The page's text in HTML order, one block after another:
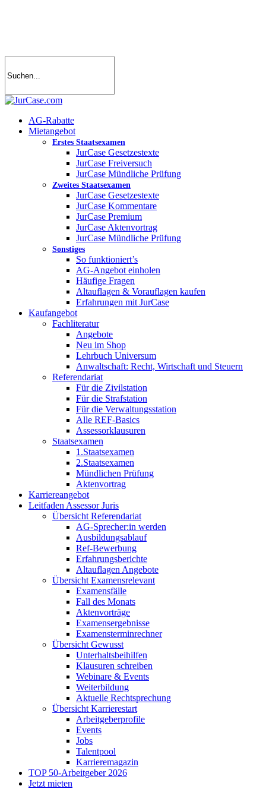
search
account
Menu
AG-Rabatte
Mietangebot
Erstes Staatsexamen
JurCase Gesetzestexte
JurCase Freiversuch
JurCase Mündliche Prüfung
Zweites Staatsexamen
JurCase Gesetzestexte
JurCase Kommentare
JurCase Premium
JurCase Aktenvortrag
JurCase Mündliche Prüfung
Sonstiges
So funktioniert’s
AG-Angebot einholen
Häufige Fragen
Altauflagen & Vorauflagen kaufen
Erfahrungen mit JurCase
Kaufangebot
Fachliteratur
Angebote
Neu im Shop
Lehrbuch Universum
Anwaltschaft: Recht, Wirtschaft und Steuern
Referendariat
Für die Zivilstation
Für die Strafstation
Für die Verwaltungsstation
Alle REF-Basics
Assessorklausuren
Staatsexamen
1.Staatsexamen
2.Staatsexamen
Mündlichen Prüfung
Aktenvortrag
Karriereangebot
Leitfaden Assessor Juris
Übersicht Referendariat
AG-Sprecher:in werden
Ausbildungsablauf
Ref-Bewerbung
Erfahrungsberichte
Altauflagen Angebote
Übersicht Examensrelevant
Examensfälle
Fall des Monats
Aktenvorträge
Examensergebnisse
Examensterminrechner
Übersicht Gewusst
Unterhaltsbeihilfen
Klausuren schreiben
Webinare & Events
Weiterbildung
Aktuelle Rechtsprechung
Übersicht Karrierestart
Arbeitgeberprofile
Events
Jobs
Talentpool
Karrieremagazin
TOP 50-Arbeitgeber 2026
Jetzt mieten